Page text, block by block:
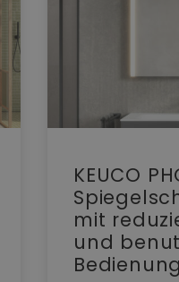
KEUCO
mit
und
Bedienung